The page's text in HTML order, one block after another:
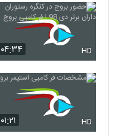
۰۴:۳۴ HD
۰۱:۲۱ HD